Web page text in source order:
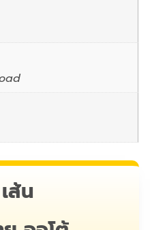
ส้น